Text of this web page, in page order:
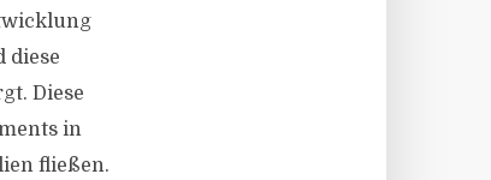
diese
Diese
in
fließen.